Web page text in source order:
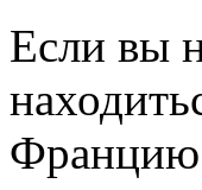
Если вы
Францию